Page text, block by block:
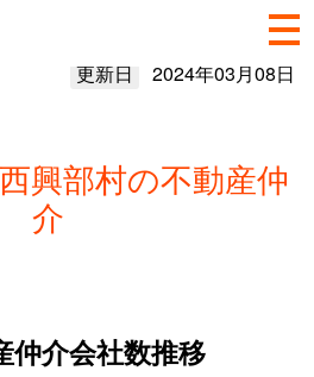
更新日 2024年03月08日
興部村の不動産仲
介
仲介会社数推移